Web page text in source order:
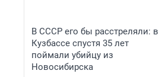
В СССР его бы расстреляли: в
Кузбассе спустя 35 лет
поймали убийцу из
Новосибирска